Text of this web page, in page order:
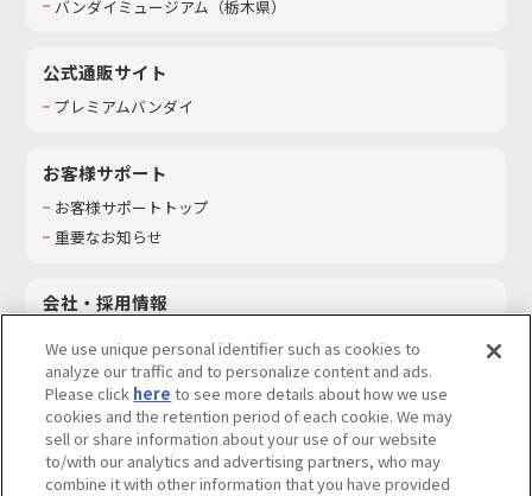
バンダイミュージアム（栃木県）
公式通販サイト
プレミアムバンダイ
お客様サポート
お客様サポートトップ
重要なお知らせ
会社・採用情報
採用情報
サステナビリティ
お問い合わせ
We use unique personal identifier such as cookies to
analyze our traffic and to personalize content and ads.
Please click here to see more details about how we use
cookies and the retention period of each cookie. We may
sell or share information about your use of our website
to/with our analytics and advertising partners, who may
combine it with other information that you have provided